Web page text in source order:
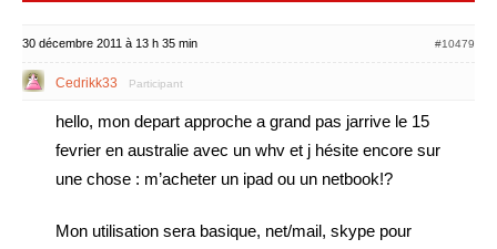
30 décembre 2011 à 13 h 35 min #10479
Cedrikk33 Participant
hello, mon depart approche a grand pas jarrive le 15
fevrier en australie avec un whv et j hésite encore sur
une chose : m’acheter un ipad ou un netbook!?
Mon utilisation sera basique, net/mail, skype pour